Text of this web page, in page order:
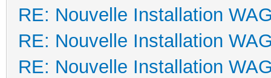
RE: Nouvelle Installation
RE: Nouvelle Installation
RE: Nouvelle Installation